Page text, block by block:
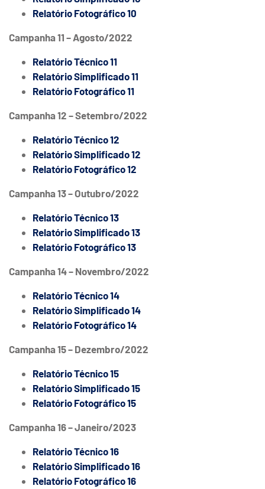
Relatório Fotográfico 10
Campanha 11 – Agosto/2022
Relatório Técnico 11
Relatório Simplificado 11
Relatório Fotográfico 11
Campanha 12 – Setembro/2022
Relatório Técnico 12
Relatório Simplificado 12
Relatório Fotográfico 12
Campanha 13 – Outubro/2022
Relatório Técnico 13
Relatório Simplificado 13
Relatório Fotográfico 13
Campanha 14 – Novembro/2022
Relatório Técnico 14
Relatório Simplificado 14
Relatório Fotográfico 14
Campanha 15 – Dezembro/2022
Relatório Técnico 15
Relatório Simplificado 15
Relatório Fotográfico 15
Campanha 16 – Janeiro/2023
Relatório Técnico 16
Relatório Simplificado 16
Relatório Fotográfico 16